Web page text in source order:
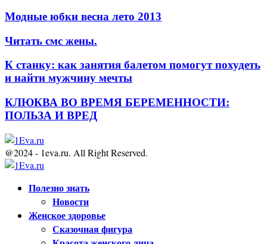
Модные юбки весна лето 2013
Читать смс жены.
К станку: как занятия балетом помогут похудеть
и найти мужчину мечты
КЛЮКВА ВО ВРЕМЯ БЕРЕМЕННОСТИ:
ПОЛЬЗА И ВРЕД
@2024 - 1eva.ru. All Right Reserved.
Полезно знать
Новости
Женское здоровье
Сказочная фигура